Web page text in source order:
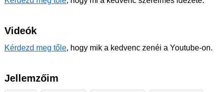
Videók
Kérdezd meg tőle, hogy mik a kedvenc zenéi a Youtube-on.
Jellemzőim